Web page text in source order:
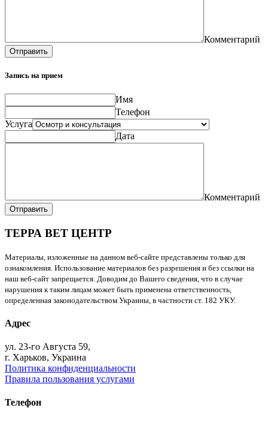
Комментарий
Отправить
Запись на прием
Имя
Телефон
Услуга
Дата
Комментарий
Отправить
ТЕРРА ВЕТ ЦЕНТР
Материалы, изложенные на данном веб-сайте представлены только для
ознакомления. Использование материалов без разрешения и без ссылки на
наш веб-сайт запрещается. Доводим до Вашего сведения, что в случае
нарушения к таким лицам может быть применена ответственность,
определенная законодательством Украины, в частности ст. 182 УКУ.
Адрес
ул. 23-го Августа 59,
г. Харьков, Украина
Политика конфиденциальности
Правила пользования услугами
Телефон